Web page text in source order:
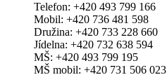
Telefon: +420 493 799 166
Mobil: +420 736 481 598
Družina: +420 733 228 660
Jídelna: +420 732 638 594
MŠ: +420 493 799 195
MŠ mobil: +420 731 506 023